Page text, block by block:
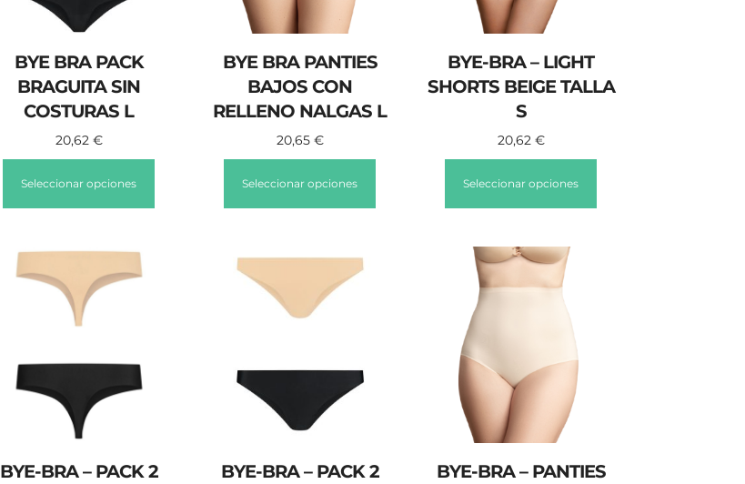
BYE BRA PACK
BRAGUITA SIN
COSTURAS L
20,62 €
Seleccionar opciones
BYE BRA PANTIES
BAJOS CON
RELLENO NALGAS L
20,65 €
Seleccionar opciones
BYE-BRA – LIGHT
SHORTS BEIGE TALLA
S
20,62 €
Seleccionar opciones
BYE-BRA – PACK 2
BYE-BRA – PACK 2
BYE-BRA – PANTIES